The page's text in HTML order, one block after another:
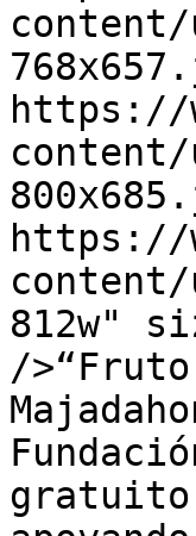
content/
https://
content/
https://
content/
812w"
/